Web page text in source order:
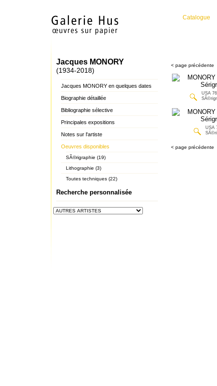
Catalogue
Jacques MONORY
(1934-2018)
Jacques MONORY en quelques dates
Biographie détaillée
Bibliographie sélective
Principales expositions
Notes sur l'artiste
Oeuvres disponibles
SÃ©rigraphie (19)
Lithographie (3)
Toutes techniques (22)
Recherche personnalisée
< page précédente
USA
USA
< page précédente